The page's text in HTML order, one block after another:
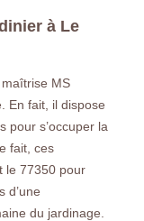
à Le
MS
En fait, il dispose
pour s’occuper la
fait, ces
le 77350 pour
d’une
du jardinage.